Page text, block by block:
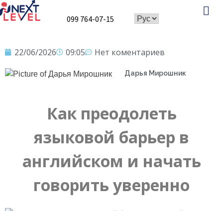
099 764-07-15
22/06/2026 09:05 Нет коментариев
Дарья Мирошник
Как преодолеть
языковой барьер в
английском и начать
говорить уверенно